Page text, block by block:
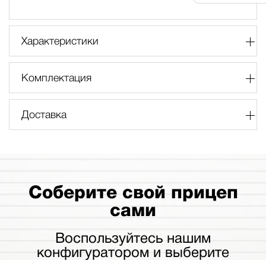
Характеристики
Комплектация
Доставка
Соберите свой прицеп
сами
Воспользуйтесь нашим
конфигуратором и выберите